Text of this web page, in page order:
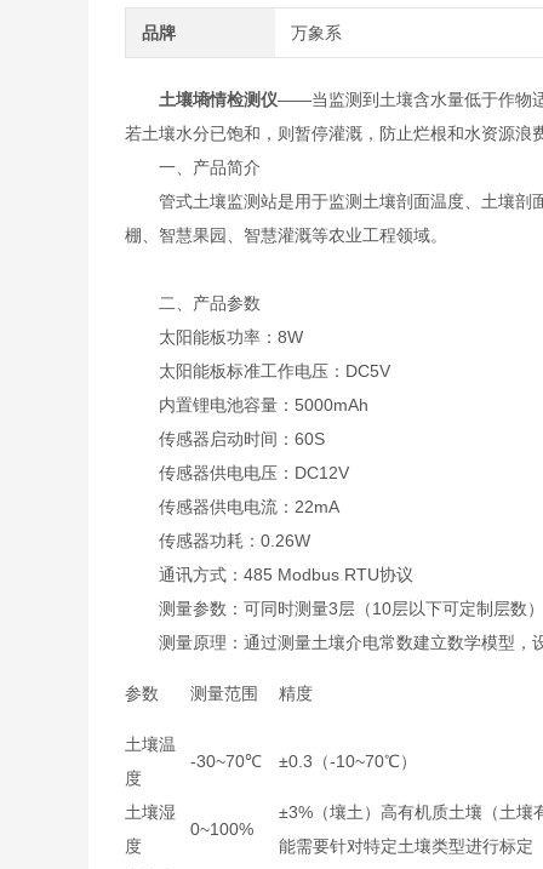
品牌 万象系
土壤墒情检测仪——当监测到土壤含水量低于作物
若土壤水分已饱和，则暂停灌溉，防止烂根和水资源浪
一、产品简介
管式土壤监测站是用于监测土壤剖面温度、土壤剖
棚、智慧果园、智慧灌溉等农业工程领域。
二、产品参数
太阳能板功率：8W
太阳能板标准工作电压：DC5V
内置锂电池容量：5000mAh
传感器启动时间：60S
传感器供电电压：DC12V
传感器供电电流：22mA
传感器功耗：0.26W
通讯方式：485 Modbus RTU协议
测量参数：可同时测量3层（10层以下可定制层数）
测量原理：通过测量土壤介电常数建立数学模型，
参数 测量范围 精度
土壤温
度
-30~70℃ ±0.3（-10~70℃）
土壤湿
度
0~100%
±3%（壤土）高有机质土壤（土壤
能需要针对特定土壤类型进行标定